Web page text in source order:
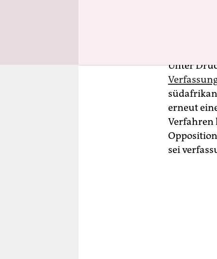
Rechte
Unter
erneut
Verfahren
sei